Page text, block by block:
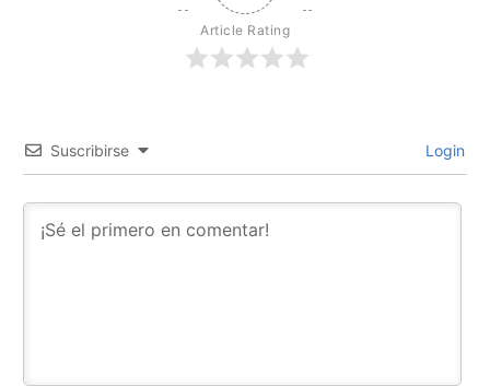
Article Rating
Suscribirse Login